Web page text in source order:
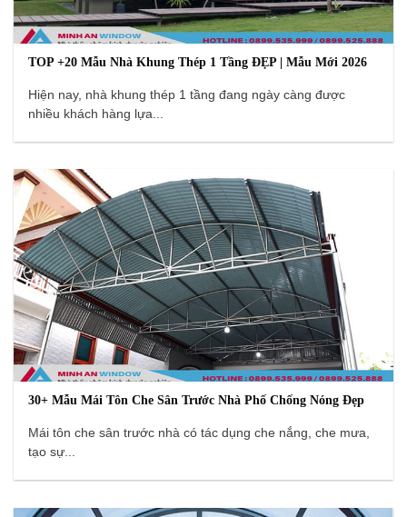
TOP +20 Mẫu Nhà Khung Thép 1 Tầng ĐẸP | Mẫu Mới 2026
Hiện nay, nhà khung thép 1 tầng đang ngày càng được
nhiều khách hàng lựa...
30+ Mẫu Mái Tôn Che Sân Trước Nhà Phố Chống Nóng Đẹp
Mái tôn che sân trước nhà có tác dụng che nắng, che mưa,
tạo sự...